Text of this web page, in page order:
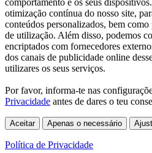
comportamento e os seus
otimização contínua do nosso site,
conteúdos personalizados, bem como
de utilização. Além disso, podemos
encriptados com fornecedores
dos canais de publicidade online
utilizares os seus serviços.
Por favor, informa-te nas
Privacidade antes de dares o teu
Aceitar Apenas o necessário
Política de Privacidade